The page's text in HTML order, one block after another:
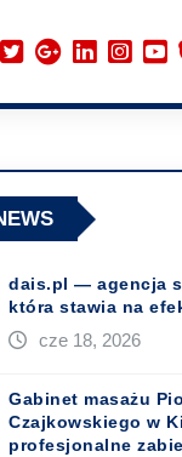
dais.pl — agencja
która stawia na
cze 18, 2026
Gabinet masażu
Czajkowskiego w
profesjonalne